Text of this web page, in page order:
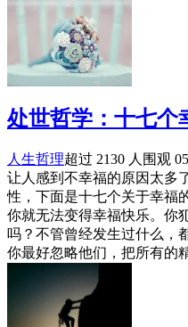
处世哲学：十七个
人生哲理超过 2130 人围观
让人感到不幸福的原因太多
性，下面是十七个关于幸福
你就无法变得幸福快乐。你
吗？不管曾经发生过什么，
你最好忽略他们，把所有的